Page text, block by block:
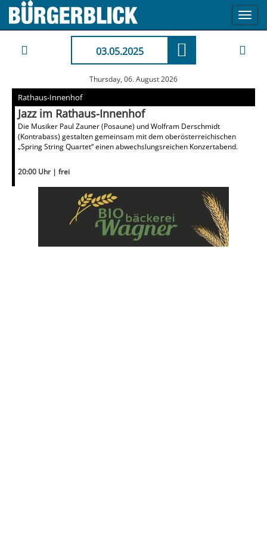
03.05.2025
Thursday, 06. August 2026
Rathaus-Innenhof
Jazz im Rathaus-Innenhof
Die Musiker Paul Zauner (Posaune) und Wolfram Derschmidt
(Kontrabass) gestalten gemeinsam mit dem oberösterreichischen
„Spring String Quartet“ einen abwechslungsreichen Konzertabend.
20:00 Uhr | frei